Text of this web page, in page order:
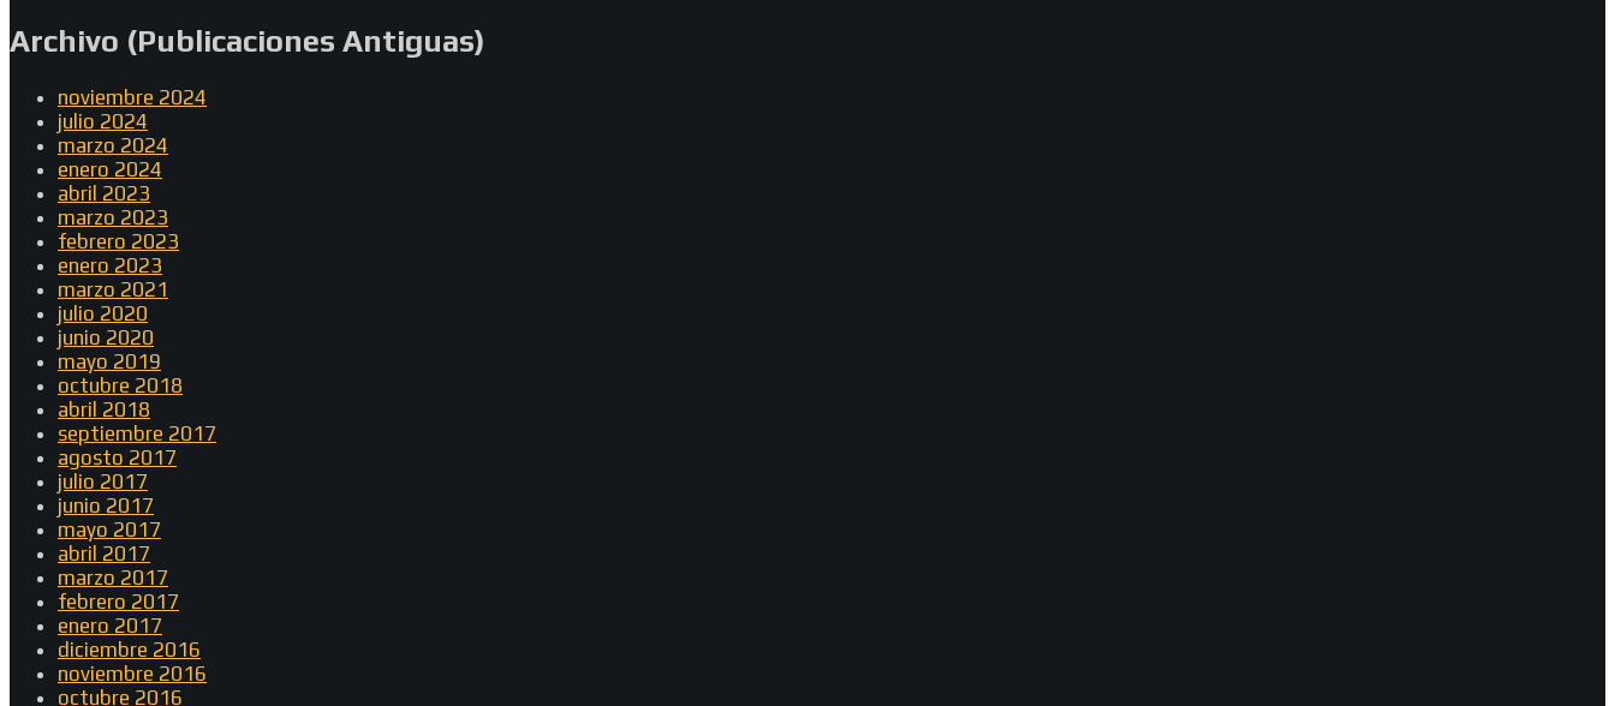
Archivo (Publicaciones Antiguas)
noviembre 2024
julio 2024
marzo 2024
enero 2024
abril 2023
marzo 2023
febrero 2023
enero 2023
marzo 2021
julio 2020
junio 2020
mayo 2019
octubre 2018
abril 2018
septiembre 2017
agosto 2017
julio 2017
junio 2017
mayo 2017
abril 2017
marzo 2017
febrero 2017
enero 2017
diciembre 2016
noviembre 2016
octubre 2016